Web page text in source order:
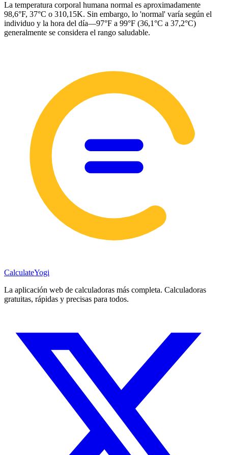
La temperatura corporal humana normal es aproximadamente
98,6°F, 37°C o 310,15K. Sin embargo, lo 'normal' varía según el
individuo y la hora del día—97°F a 99°F (36,1°C a 37,2°C)
generalmente se considera el rango saludable.
CalculateYogi
La aplicación web de calculadoras más completa. Calculadoras
gratuitas, rápidas y precisas para todos.